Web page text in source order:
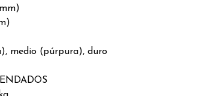
medio (púrpura), duro